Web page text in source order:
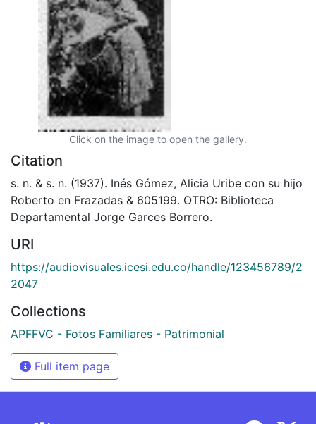
Click on the image to open the gallery.
Citation
s. n. & s. n. (1937). Inés Gómez, Alicia Uribe con su hijo
Roberto en Frazadas & 605199. OTRO: Biblioteca
Departamental Jorge Garces Borrero.
URI
https://audiovisuales.icesi.edu.co/handle/123456789/2
2047
Collections
APFFVC - Fotos Familiares - Patrimonial
Full item page